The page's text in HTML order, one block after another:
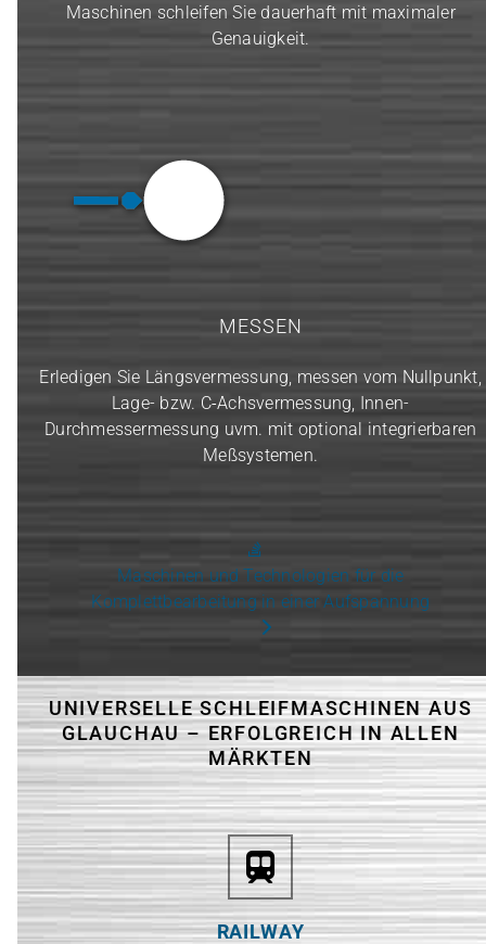
Maschinen schleifen Sie dauerhaft mit maximaler
Genauigkeit.
MESSEN
Erledigen Sie Längsvermessung, messen vom Nullpunkt,
Lage- bzw. C‑Achsvermessung, Innen-
Durchmessermessung uvm. mit optional integrierbaren
Meßsystemen.
Maschinen und Technologien für die
Komplettbearbeitung in einer Aufspannung
UNIVERSELLE SCHLEIFMASCHINEN AUS
GLAUCHAU – ERFOLGREICH IN ALLEN
MÄRKTEN
RAILWAY